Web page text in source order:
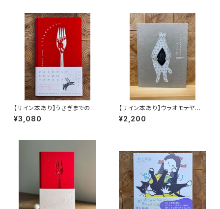
【サイン本あり】うさぎまでのお
さらい［通常版］
¥3,080
【サイン本あり】ウラオモテヤマ
ネコ
¥2,200